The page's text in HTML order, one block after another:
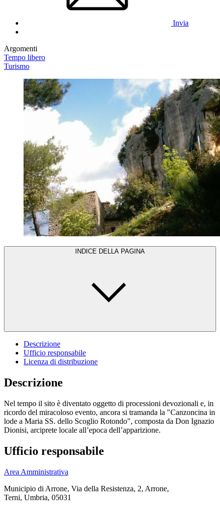
Invia
Argomenti
Tempo libero
Turismo
INDICE DELLA PAGINA
Descrizione
Ufficio responsabile
Licenza di distribuzione
Descrizione
Nel tempo il sito è diventato oggetto di processioni devozionali e, in
ricordo del miracoloso evento, ancora si tramanda la "Canzoncina in
lode a Maria SS. dello Scoglio Rotondo", composta da Don Ignazio
Dionisi, arciprete locale all’epoca dell’apparizione.
Ufficio responsabile
Area Amministrativa
Municipio di Arrone, Via della Resistenza, 2, Arrone,
Terni, Umbria, 05031